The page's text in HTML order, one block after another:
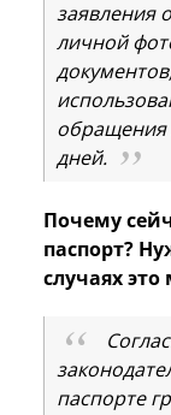
заявления
личной
обращения
дней.
Почему
паспорт?
случаях
паспорте